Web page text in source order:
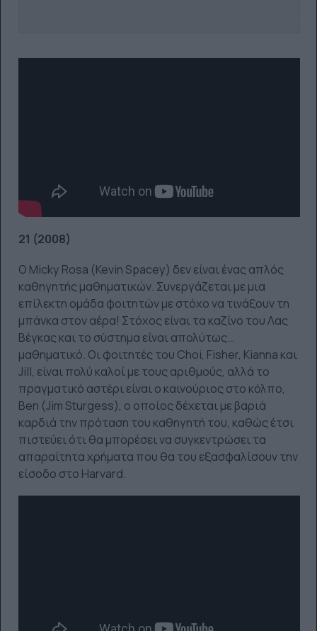
21 (2008)
Ο Micky Rosa (Kevin Spacey) δεν είναι ένας απλός
καθηγητής μαθηματικών. Συνεργάζεται με μια
επίλεκτη ομάδα φοιτητών με στόχο να τινάξουν τη
μπάνκα στον αέρα! Στόχος είναι τα καζίνο του Λας
Βέγκας και το σύστημα είναι απολύτως…
μαθηματικό. Οι φοιτητές του Choi, Fisher, Kianna και
Jill, είναι πολύ καλοί με τους αριθμούς, αλλά το
πραγματικό αστέρι είναι ο καινούριος στο κόλπο,
Ben (Jim Sturgess), ο οποίος δέχεται με βαριά
καρδιά την πρόταση του καθηγητή του, καθώς έτσι
πιστεύει ότι θα μπορέσει να συγκεντρώσει τα
απαραίτητα χρήματα που θα του εξασφαλίσουν την
είσοδο στο Harvard.